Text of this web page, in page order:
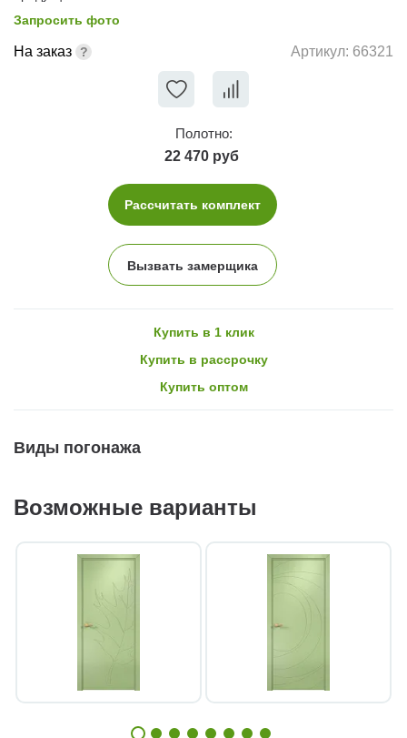
Запросить фото
На заказ Артикул: 66321
Полотно:
22 470 руб
Рассчитать комплект
Вызвать замерщика
Купить в 1 клик
Купить в рассрочку
Купить оптом
Виды погонажа
Возможные варианты